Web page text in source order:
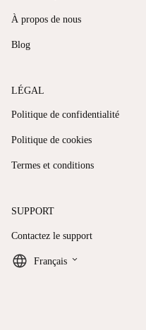
À propos de nous
Blog
LÉGAL
Politique de confidentialité
Politique de cookies
Termes et conditions
SUPPORT
Contactez le support
Français keyboard_arrow_down